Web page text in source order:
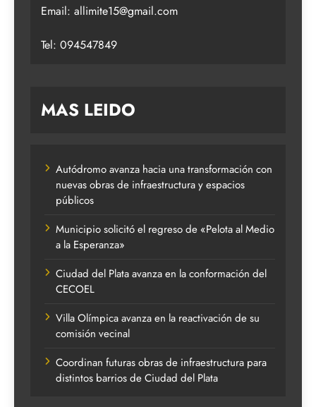
Email: allimite15@gmail.com
Tel: 094547849
MAS LEIDO
Autódromo avanza hacia una transformación con
nuevas obras de infraestructura y espacios
públicos
Municipio solicitó el regreso de «Pelota al Medio
a la Esperanza»
Ciudad del Plata avanza en la conformación del
CECOEL
Villa Olímpica avanza en la reactivación de su
comisión vecinal
Coordinan futuras obras de infraestructura para
distintos barrios de Ciudad del Plata